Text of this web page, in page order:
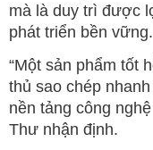
mà là duy trì được
phát triển bền vững.
“Một sản phẩm tốt
thủ sao chép
nền tảng công
Thư nhận định.